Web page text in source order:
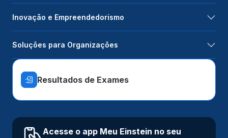
Inovação e Empreendedorismo
Soluções para Organizações
Resultados de Exames
Acesse o app Meu Einstein no seu